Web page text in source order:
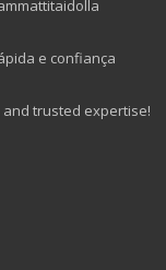
e confiança
trusted expertise!